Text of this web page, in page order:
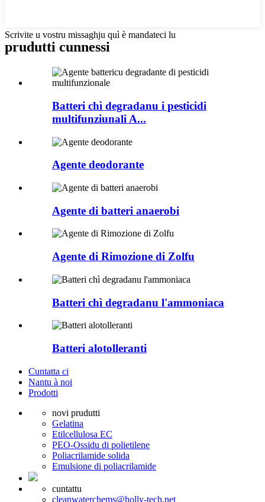
Scrivite u vostru missaghju quì è mandateci lu
prudutti cunnessi
Batteri chì degradanu i pesticidi
multifunziunali A...
Agente deodorante
Agente di batteri anaerobi
Agente di Rimozione di Zolfu
Batteri chì degradanu l'ammoniaca
Batteri alotolleranti
Cuntatta ci
Nantu à noi
Prodotti
novi prudutti
Gelatina
Etilcellulosa EC
PEO-Ossidu di polietilene
Poliacrilamide solida
Emulsione di poliacrilamide
cuntattu
cleanwaterchems@holly-tech.net